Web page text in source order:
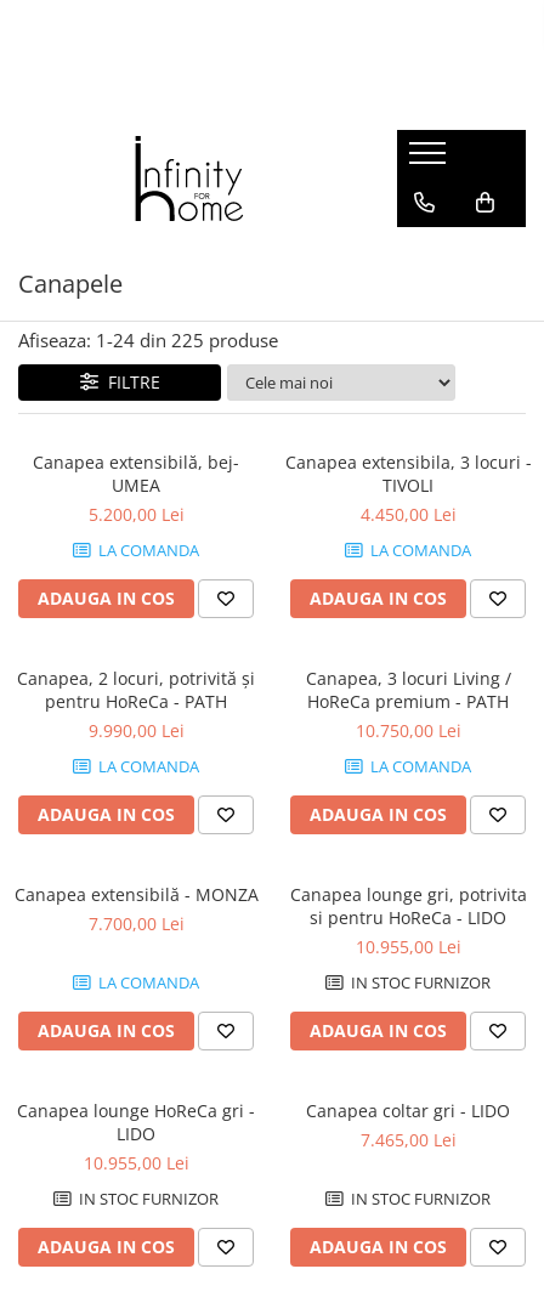
Biblioteci și rafturi
Masute auxiliare
Covoare living
Fotolii
Masute de cafea
Canapele
Mobila dormitor
Comode dormitor
Covoare dormitor
Console dormitor
Fotolii dormitor
Noptiere
Console extensibile
Scaune
Mese HORECA
Mobila hol
Oglinzi hol
Suport Umbrele
Decoratiuni interioare
Accesorii decorative
Oglinzi
Rame foto
Ghivece si jardiniere
Canapele
Afiseaza: 1-24 din 225 produse
FILTRE
Canapea extensibilă, bej-
UMEA
5.200,00 Lei
LA COMANDA
ADAUGA IN COS
Canapea extensibila, 3 locuri -
TIVOLI
4.450,00 Lei
LA COMANDA
ADAUGA IN COS
Canapea, 2 locuri, potrivită și
pentru HoReCa - PATH
9.990,00 Lei
LA COMANDA
ADAUGA IN COS
Canapea, 3 locuri Living /
HoReCa premium - PATH
10.750,00 Lei
LA COMANDA
ADAUGA IN COS
Canapea extensibilă - MONZA
7.700,00 Lei
LA COMANDA
ADAUGA IN COS
Canapea lounge gri, potrivita
si pentru HoReCa - LIDO
10.955,00 Lei
IN STOC FURNIZOR
ADAUGA IN COS
Canapea lounge HoReCa gri -
LIDO
10.955,00 Lei
IN STOC FURNIZOR
ADAUGA IN COS
Canapea coltar gri - LIDO
7.465,00 Lei
IN STOC FURNIZOR
ADAUGA IN COS